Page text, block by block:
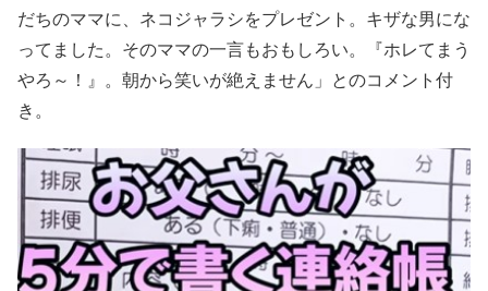
だちのママに、ネコジャラシをプレゼント。キザな男にな
ってました。そのママの一言もおもしろい。『ホレてまう
やろ～！』。朝から笑いが絶えません」とのコメント付
き。